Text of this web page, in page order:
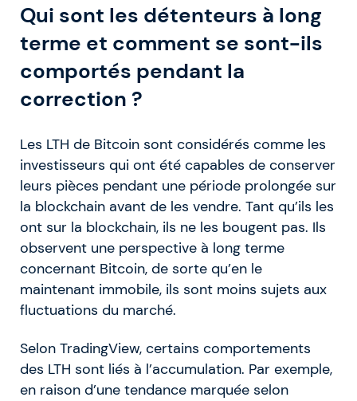
Qui sont les détenteurs à long
terme et comment se sont-ils
comportés pendant la
correction ?
Les LTH de Bitcoin sont considérés comme les
investisseurs qui ont été capables de conserver
leurs pièces pendant une période prolongée sur
la blockchain avant de les vendre. Tant qu’ils les
ont sur la blockchain, ils ne les bougent pas. Ils
observent une perspective à long terme
concernant Bitcoin, de sorte qu’en le
maintenant immobile, ils sont moins sujets aux
fluctuations du marché.
Selon TradingView, certains comportements
des LTH sont liés à l’accumulation. Par exemple,
en raison d’une tendance marquée selon